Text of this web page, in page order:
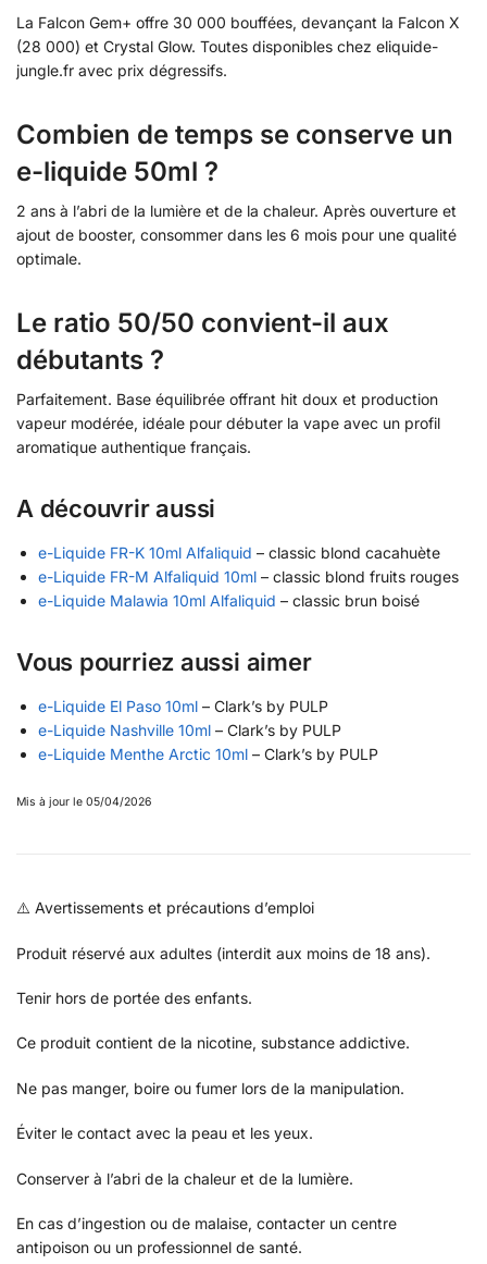
La Falcon Gem+ offre 30 000 bouffées, devançant la Falcon X
(28 000) et Crystal Glow. Toutes disponibles chez eliquide-
jungle.fr avec prix dégressifs.
Combien de temps se conserve un
e-liquide 50ml ?
2 ans à l’abri de la lumière et de la chaleur. Après ouverture et
ajout de booster, consommer dans les 6 mois pour une qualité
optimale.
Le ratio 50/50 convient-il aux
débutants ?
Parfaitement. Base équilibrée offrant hit doux et production
vapeur modérée, idéale pour débuter la vape avec un profil
aromatique authentique français.
A découvrir aussi
e-Liquide FR-K 10ml Alfaliquid – classic blond cacahuète
e-Liquide FR-M Alfaliquid 10ml – classic blond fruits rouges
e-Liquide Malawia 10ml Alfaliquid – classic brun boisé
Vous pourriez aussi aimer
e-Liquide El Paso 10ml – Clark’s by PULP
e-Liquide Nashville 10ml – Clark’s by PULP
e-Liquide Menthe Arctic 10ml – Clark’s by PULP
Mis à jour le 05/04/2026
⚠️ Avertissements et précautions d’emploi
Produit réservé aux adultes (interdit aux moins de 18 ans).
Tenir hors de portée des enfants.
Ce produit contient de la nicotine, substance addictive.
Ne pas manger, boire ou fumer lors de la manipulation.
Éviter le contact avec la peau et les yeux.
Conserver à l’abri de la chaleur et de la lumière.
En cas d’ingestion ou de malaise, contacter un centre
antipoison ou un professionnel de santé.